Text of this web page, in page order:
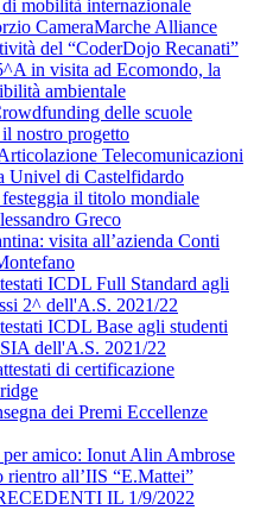
mobilità internazionale
CameraMarche Alliance
del “CoderDojo Recanati”
in visita ad Ecomondo, la
ambientale
delle scuole
nostro progetto
Telecomunicazioni
Univel di Castelfidardo
il titolo mondiale
Greco
visita all’azienda Conti
ICDL Full Standard agli
2^ dell'A.S. 2021/22
ICDL Base agli studenti
dell'A.S. 2021/22
di certificazione
dei Premi Eccellenze
amico: Ionut Alin Ambrose
rientro all’IIS “E.Mattei”
IL 1/9/2022